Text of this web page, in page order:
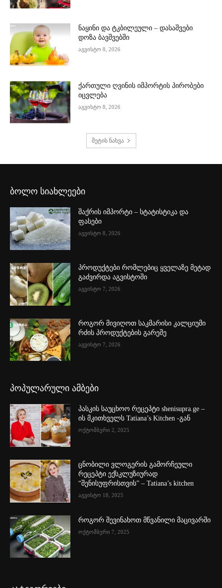
ნაყინი და ტკბილეული – დასაშვები
დოზა ბავშვებში
აგვისტო 8, 2026
ქართული ღვინის იმპორტის პირობები
იცვლება
აგვისტო 8, 2026
მეტის ნახვა
ბოლო სიახლეები
შაქრის იმპორტი – სტატისტიკა და
ფასები
აგვისტო 8, 2026
პროდუქტები რომლებიც ყველაზე მეტად
გაძვირდა აგვისტოში
აგვისტო 7, 2026
როგორ მივიღოთ საკმარისი კალციუმი
რძის პროდუქტების გარეშე
აგვისტო 7, 2026
პოპულარული ამბები
პასკის საუცხოო რეცეპტი shenisupra.ge –
ის მკითხველს Tatiana’s Kitchen -გან
ოქტომბერი 2, 2025
ცნობილი ვლოგერის გამორჩეული
რეცეპტი ექსკლუზიურად
“შენისუფრისთვის” – Tatiana’s kitchen
აგვისტო 18, 2025
როგორ შევინახოთ მწვანილი მაცივარში
ოქტომბერი 7, 2025